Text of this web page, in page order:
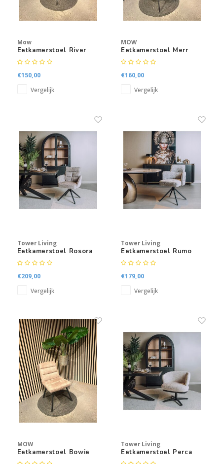
Mow
Eetkamerstoel River
€150,00
Vergelijk
MOW
Eetkamerstoel Merr
€160,00
Vergelijk
Tower Living
Eetkamerstoel Rosora
met armleuning
€209,00
Vergelijk
Tower Living
Eetkamerstoel Rumo
€179,00
Vergelijk
MOW
Eetkamerstoel Bowie
Tower Living
Eetkamerstoel Perca